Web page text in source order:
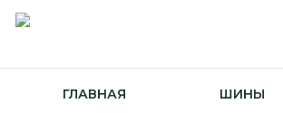
ГЛАВНАЯ ШИНЫ